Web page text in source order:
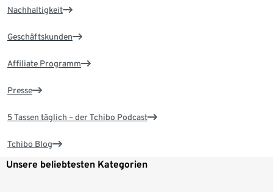
Nachhaltigkeit
Geschäftskunden
Affiliate Programm
Presse
5 Tassen täglich – der Tchibo Podcast
Tchibo Blog
Unsere beliebtesten Kategorien